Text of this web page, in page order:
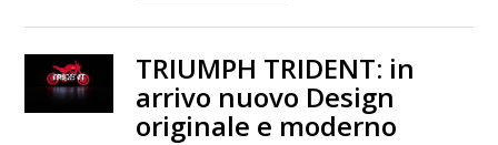
TRIUMPH TRIDENT: in
arrivo nuovo Design
originale e moderno